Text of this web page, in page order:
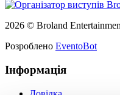
2026 © Broland
Розроблено EventoBot
Інформація